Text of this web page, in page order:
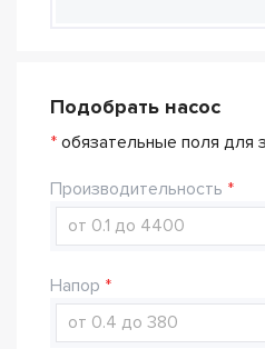
Подобрать насос
* обязательные поля для
Производительность
Напор